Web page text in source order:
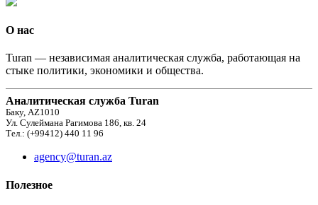
О нас
Turan — независимая аналитическая служба, работающая на
стыке политики, экономики и общества.
Аналитическая служба Turan
Баку, AZ1010
Ул. Сулеймана Рагимова 186, кв. 24
Тел.: (+99412) 440 11 96
agency@turan.az
Полезное